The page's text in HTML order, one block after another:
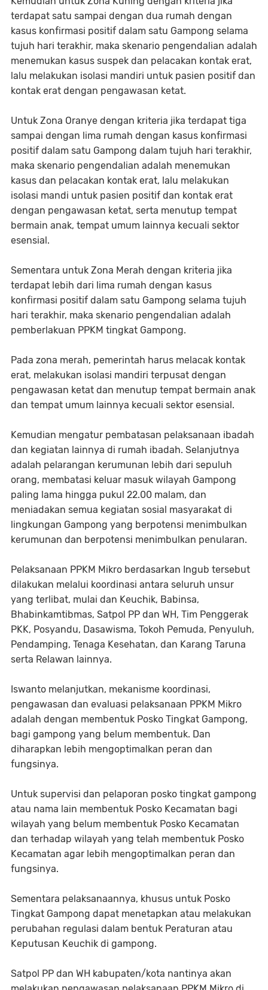
terdapat satu sampai dengan dua rumah dengan
kasus konfirmasi positif dalam satu Gampong selama
tujuh hari terakhir, maka skenario pengendalian adalah
menemukan kasus suspek dan pelacakan kontak erat,
lalu melakukan isolasi mandiri untuk pasien positif dan
kontak erat dengan pengawasan ketat.
Untuk Zona Oranye dengan kriteria jika terdapat tiga
sampai dengan lima rumah dengan kasus konfirmasi
positif dalam satu Gampong dalam tujuh hari terakhir,
maka skenario pengendalian adalah menemukan
kasus dan pelacakan kontak erat, lalu melakukan
isolasi mandi untuk pasien positif dan kontak erat
dengan pengawasan ketat, serta menutup tempat
bermain anak, tempat umum lainnya kecuali sektor
esensial.
Sementara untuk Zona Merah dengan kriteria jika
terdapat lebih dari lima rumah dengan kasus
konfirmasi positif dalam satu Gampong selama tujuh
hari terakhir, maka skenario pengendalian adalah
pemberlakuan PPKM tingkat Gampong.
Pada zona merah, pemerintah harus melacak kontak
erat, melakukan isolasi mandiri terpusat dengan
pengawasan ketat dan menutup tempat bermain anak
dan tempat umum lainnya kecuali sektor esensial.
Kemudian mengatur pembatasan pelaksanaan ibadah
dan kegiatan lainnya di rumah ibadah. Selanjutnya
adalah pelarangan kerumunan lebih dari sepuluh
orang, membatasi keluar masuk wilayah Gampong
paling lama hingga pukul 22.00 malam, dan
meniadakan semua kegiatan sosial masyarakat di
lingkungan Gampong yang berpotensi menimbulkan
kerumunan dan berpotensi menimbulkan penularan.
Pelaksanaan PPKM Mikro berdasarkan Ingub tersebut
dilakukan melalui koordinasi antara seluruh unsur
yang terlibat, mulai dan Keuchik, Babinsa,
Bhabinkamtibmas, Satpol PP dan WH, Tim Penggerak
PKK, Posyandu, Dasawisma, Tokoh Pemuda, Penyuluh,
Pendamping, Tenaga Kesehatan, dan Karang Taruna
serta Relawan lainnya.
Iswanto melanjutkan, mekanisme koordinasi,
pengawasan dan evaluasi pelaksanaan PPKM Mikro
adalah dengan membentuk Posko Tingkat Gampong,
bagi gampong yang belum membentuk. Dan
diharapkan lebih mengoptimalkan peran dan
fungsinya.
Untuk supervisi dan pelaporan posko tingkat gampong
atau nama lain membentuk Posko Kecamatan bagi
wilayah yang belum membentuk Posko Kecamatan
dan terhadap wilayah yang telah membentuk Posko
Kecamatan agar lebih mengoptimalkan peran dan
fungsinya.
Sementara pelaksanaannya, khusus untuk Posko
Tingkat Gampong dapat menetapkan atau melakukan
perubahan regulasi dalam bentuk Peraturan atau
Keputusan Keuchik di gampong.
Satpol PP dan WH kabupaten/kota nantinya akan